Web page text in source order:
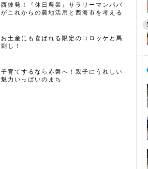
西彼発！『休日農業』サラリーマンパパ
がこれからの農地活用と西海市を考える
お土産にも喜ばれる限定のコロッケと馬
刺し！
子育てするなら赤磐へ！親子にうれしい
魅力いっぱいのまち